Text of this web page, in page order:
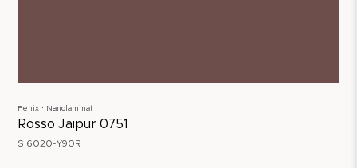
Fenix ∙ Nanolaminat
Rosso Jaipur 0751
S 6020-Y90R